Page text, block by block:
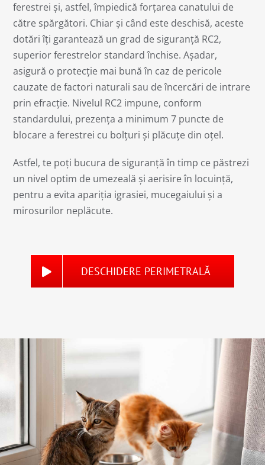
ferestrei și, astfel, împiedică forțarea canatului de
către spărgători. Chiar și când este deschisă, aceste
dotări îți garantează un grad de siguranță RC2,
superior ferestrelor standard închise. Așadar,
asigură o protecție mai bună în caz de pericole
cauzate de factori naturali sau de încercări de intrare
prin efracție. Nivelul RC2 impune, conform
standardului, prezența a minimum 7 puncte de
blocare a ferestrei cu bolțuri și plăcuțe din oțel.
Astfel, te poți bucura de siguranță în timp ce păstrezi
un nivel optim de umezeală și aerisire în locuință,
pentru a evita apariția igrasiei, mucegaiului și a
mirosurilor neplăcute.
DESCHIDERE PERIMETRALĂ